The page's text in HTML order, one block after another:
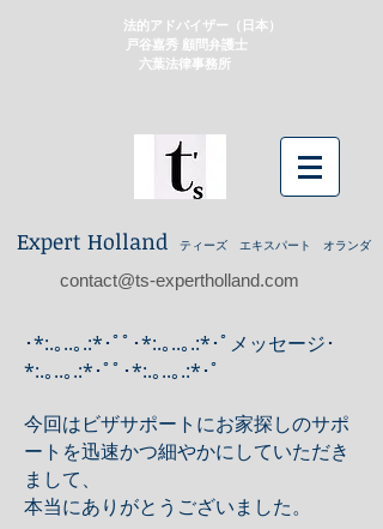
法的アドバイザー（日本）
戸谷嘉秀 顧問弁護士
​ 六葉法律事務所
Expert Holland ティーズ エキスパート オランダ
contact@ts-expertholland.com
･*:.｡..｡.:*･ﾟﾟ･*:.｡..｡.:*･ﾟメッセージ･
*:.｡..｡.:*･ﾟﾟ･*:.｡..｡.:*･ﾟ
今回はビザサポートにお家探しのサポ
ートを迅速かつ細やかにしていただき
まして、
本当にありがとうございました。